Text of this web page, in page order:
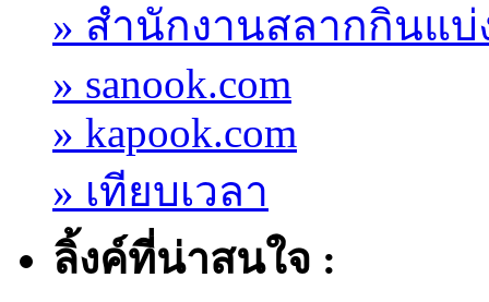
» สำนักงานสลากกินแบ่
» sanook.com
» kapook.com
» เทียบเวลา
ลิ้งค์ที่น่าสนใจ :